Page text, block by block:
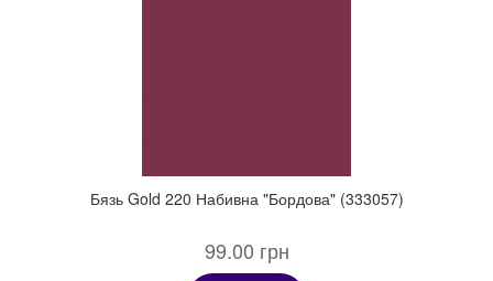
Бязь Gold 220 Набивна "Бордова" (333057)
99.00 грн